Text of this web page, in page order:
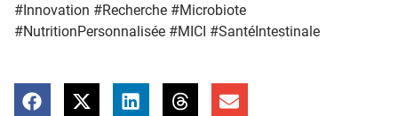
#Innovation #Recherche #Microbiote
#NutritionPersonnalisée #MICI #SantéIntestinale